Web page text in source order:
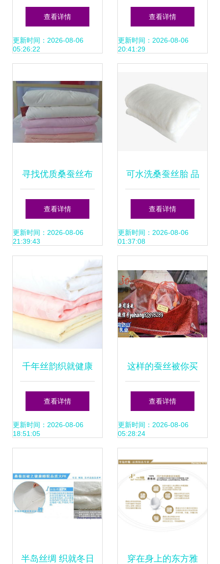
材
查看详情
更新时间：2026-08-06
05:26:22
查看详情
更新时间：2026-08-06
20:41:29
寻找优质桑蚕丝布
料 供应、批发与价
格详解
查看详情
更新时间：2026-08-06
21:39:43
可水洗桑蚕丝胎 品
质生活的新选择
——千库网高清素
查看详情
更新时间：2026-08-06
01:37:08
千年丝韵织就健康
梦——桐乡市屈氏
蚕丝家纺传承与创
查看详情
更新时间：2026-08-06
18:51:05
这样的蚕丝被你买
了吗？竟有人打着
参展商旗号低价售
查看详情
更新时间：2026-08-06
05:28:24
半岛丝绸 织就冬日 穿在身上的东方雅